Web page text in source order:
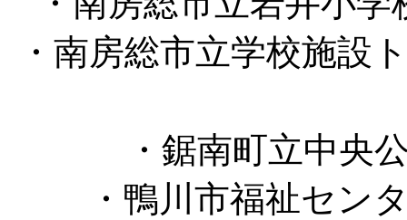
・南房総市立学校施設
・鋸南町立中央
・鴨川市福祉セン